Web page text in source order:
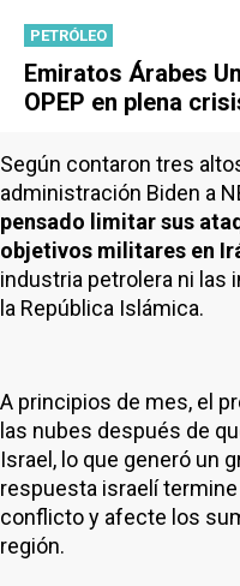
PETRÓLEO
Emiratos Árabes
OPEP en plena
Según contaron tres
administración Biden a
pensado limitar sus
objetivos militares en
industria petrolera ni las
la República Islámica.
A principios de mes, el
las nubes después de
Israel, lo que generó un
respuesta israelí
conflicto y afecte los
región.